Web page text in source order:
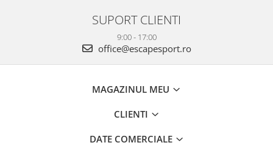
SUPORT CLIENTI
9:00 - 17:00
office@escapesport.ro
MAGAZINUL MEU
CLIENTI
DATE COMERCIALE